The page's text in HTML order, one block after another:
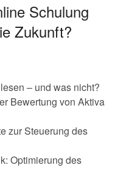
Schulung
Zukunft?
– und was nicht?
Bewertung von Aktiva
zur Steuerung des
Optimierung des